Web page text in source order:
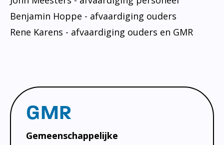
Benjamin Hoppe - afvaardiging ouders
Rene Karens - afvaardiging ouders en GMR
GMR
Gemeenschappelijke